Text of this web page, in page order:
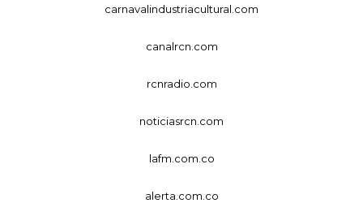
carnavalindustriacultural.com
canalrcn.com
rcnradio.com
noticiasrcn.com
lafm.com.co
alerta.com.co